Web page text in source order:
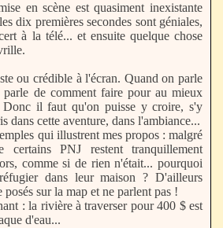
en scène est quasiment inexistante
dix premières secondes sont géniales,
à la télé... et ensuite quelque chose
ou crédible à l'écran. Quand on parle
parle de comment faire pour au mieux
Donc il faut qu'on puisse y croire, s'y
dans cette aventure, dans l'ambiance...
qui illustrent mes propos : malgré
certains PNJ restent tranquillement
comme si de rien n'était... pourquoi
dans leur maison ? D'ailleurs
sur la map et ne parlent pas !
: la rivière à traverser pour 400 $ est
d'eau...